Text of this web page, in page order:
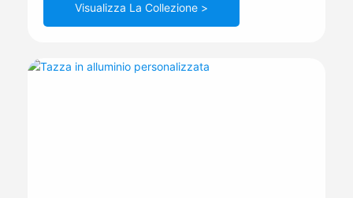
Visualizza La Collezione >